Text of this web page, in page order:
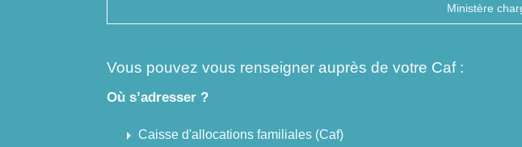
Ministère
Vous pouvez vous renseigner auprès de votre Caf :
Où s’adresser ?
arrow_right Caisse d'allocations familiales (Caf)